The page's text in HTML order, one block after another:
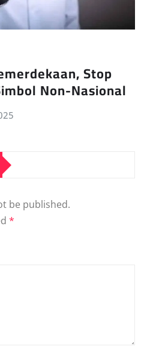
Stop
Non-Nasional
be published.
*